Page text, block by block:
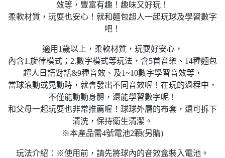
效等，豐富有趣！趣味又好玩！
柔軟材質，玩耍也安心！就和麵包超人一起玩球及學習數字
吧！
適用1歲以上，柔軟材質，玩耍好安心，
內含1.旋律模式；2.數字模式等玩法，含5首音樂、14種麵包
超人日語對話&9種音效、及1~10數字學習音效等，
當球滾動或晃動時，就會發出不同音效喔！在玩的過程中，
不僅能動動身體，還能學習數字呢！
和父母一起玩耍也非常推薦喔！球球外層的布套，還可拆下
清洗，保持衛生清潔。
※本產品需4號電池2顆(另購)
玩法介紹：※使用前，請先將球內的音效盒裝入電池。